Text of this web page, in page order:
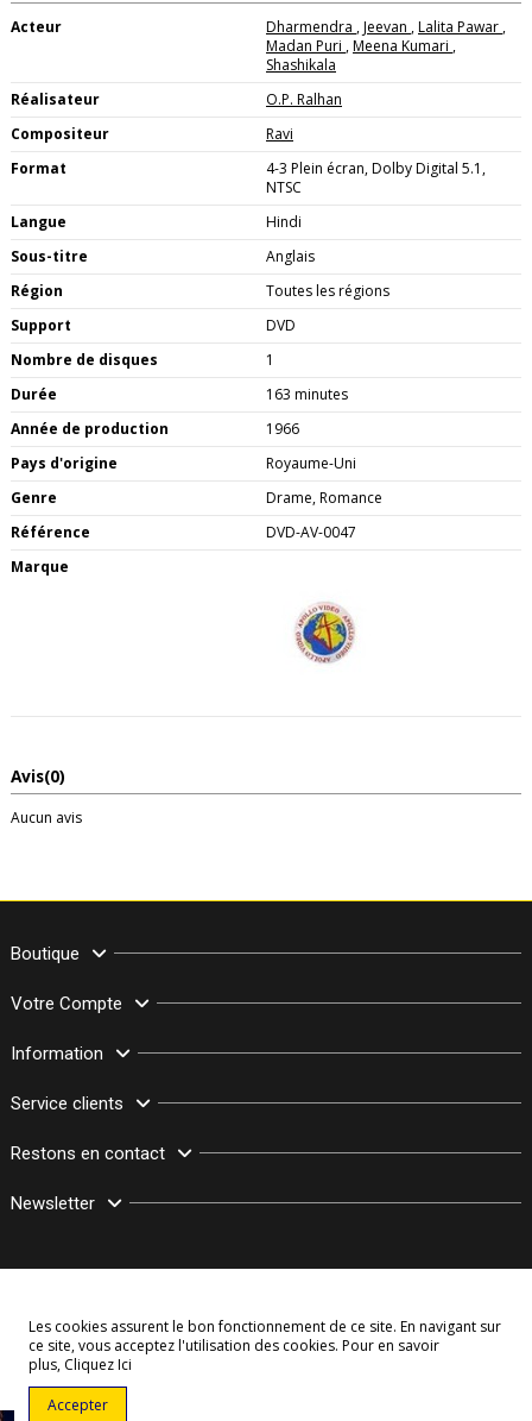
Acteur Dharmendra ,Jeevan ,Lalita Pawar ,
Madan Puri ,Meena Kumari ,
Shashikala
Réalisateur
O.P. Ralhan
Compositeur
Ravi
Format
4-3 Plein écran, Dolby Digital 5.1,
NTSC
Langue
Hindi
Sous-titre
Anglais
Région
Toutes les régions
Support
DVD
Nombre de disques
1
Durée
163 minutes
Année de production
1966
Pays d'origine
Royaume-Uni
Genre
Drame, Romance
Référence
DVD-AV-0047
Marque
Avis(0)
Aucun avis
Boutique
Votre Compte
Information
Service clients
Restons en contact
Newsletter
© Copyright 2003–2026 Bollymarket.com - Tous Droits Réservés
Les cookies assurent le bon fonctionnement de ce site. En navigant sur
ce site, vous acceptez l'utilisation des cookies. Pour en savoir
plus, Cliquez Ici
Accepter